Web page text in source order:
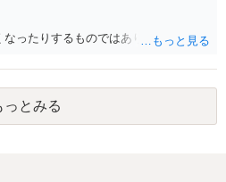
ったりするものではありません。
っとみる